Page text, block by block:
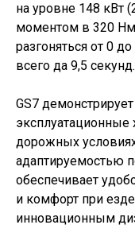
на уровне 148 кВт
моментом в 320
разгоняться от 0
всего да 9,5 секунд.
GS7
эксплуатационные
дорожных
адаптируемостью
обеспечивает
и комфорт при
инновационным